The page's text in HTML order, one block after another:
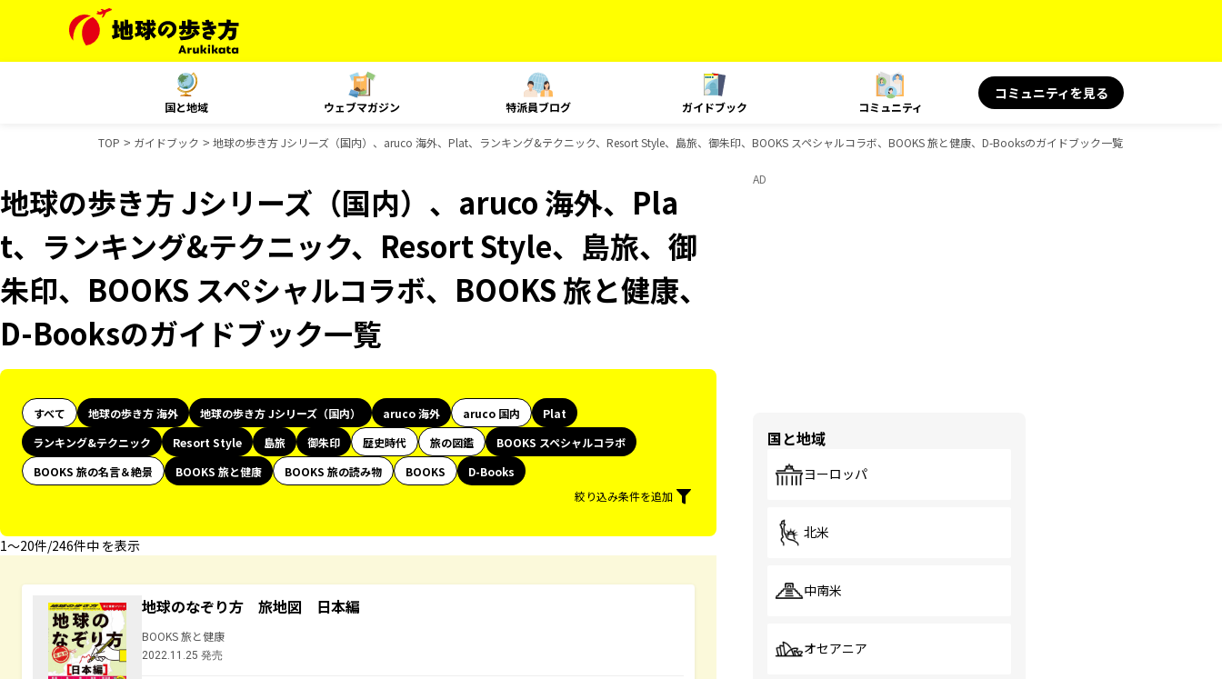
国と地域 ウェブマガジン 特派員ブログ ガイドブック コミュニティ
コミュニティを見る
TOP ガイドブック 地球の歩き方 Jシリーズ（国内）、aruco 海外、Plat、ランキング&テクニック、Resort Style、島旅、御朱印、BOOKS スペシャルコラボ、BOOKS 旅と健康、D-Booksのガイドブック一覧
地球の歩き方 Jシリーズ（国内）、aruco 海外、Pla
t、ランキング&テクニック、Resort Style、島旅、御
朱印、BOOKS スペシャルコラボ、BOOKS 旅と健康、
D-Booksのガイドブック一覧
すべて 地球の歩き方 海外 地球の歩き方 Jシリーズ（国内） aruco 海外 aruco 国内
Plat
ランキング&テクニック
Resort Style 島旅 御朱印 歴史時代 旅の図鑑
BOOKS スペシャルコラボ
BOOKS 旅の名言＆絶景
BOOKS 旅と健康 BOOKS 旅の読み物 BOOKS
D-Books
絞り込み条件を追加
1〜20件/246件中 を表示
地球のなぞり方 旅地図 日本編
BOOKS 旅と健康
2022.11.25 発売
AD
国と地域
ヨーロッパ
北米
中南米
オセアニア